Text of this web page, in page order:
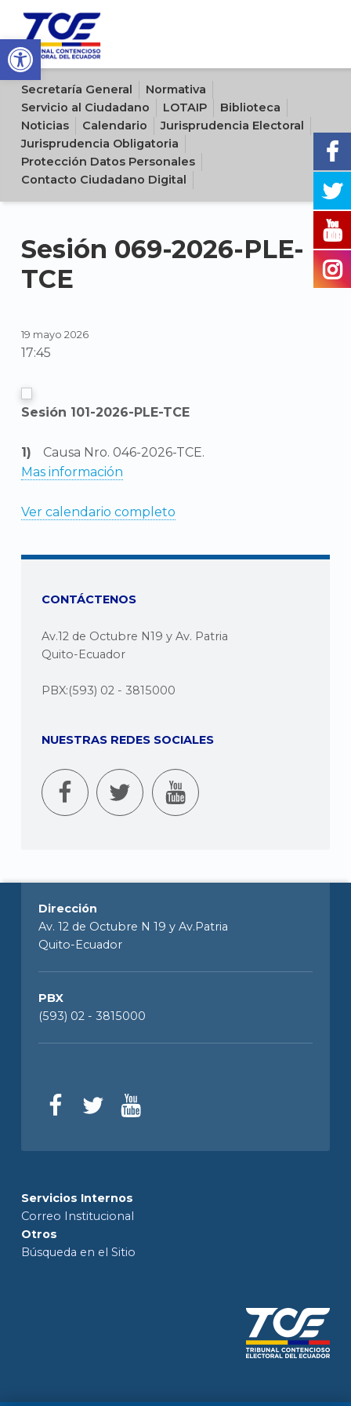
Open toolbar
Sitio oficial del Tribunal Contencioso Electoral del Ecuador
Secretaría General
Normativa
Servicio al Ciudadano
LOTAIP
Biblioteca
Noticias
Calendario
Jurisprudencia Electoral
Jurisprudencia Obligatoria
Protección Datos Personales
Contacto Ciudadano Digital
Sesión 069-2026-PLE-
TCE
19 mayo 2026
17:45
Sesión 101-2026-PLE-TCE
Causa Nro. 046-2026-TCE.
Mas información
Ver calendario completo
CONTÁCTENOS
Av.12 de Octubre N19 y Av. Patria
Quito-Ecuador
PBX:(593) 02 - 3815000
NUESTRAS REDES SOCIALES
Dirección
Av. 12 de Octubre N 19 y Av.Patria
Quito-Ecuador
PBX
(593) 02 - 3815000
Servicios Internos
Correo Institucional
Otros
Búsqueda en el Sitio